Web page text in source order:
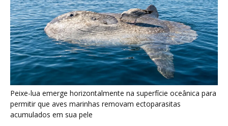
Seriema utiliza pernas longas e arremessa serpentes contra
rochas para subjugar presas peçonhentas nos campos